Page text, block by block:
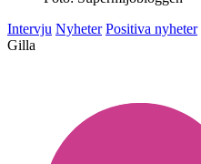
Intervju Nyheter Positiva nyheter
Gilla